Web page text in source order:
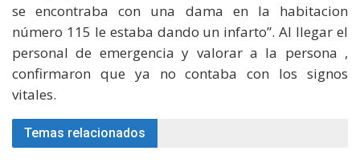
se encontraba con una dama en la habitacion
número 115 le estaba dando un infarto”. Al llegar el
personal de emergencia y valorar a la persona ,
confirmaron que ya no contaba con los signos
vitales.
Temas relacionados